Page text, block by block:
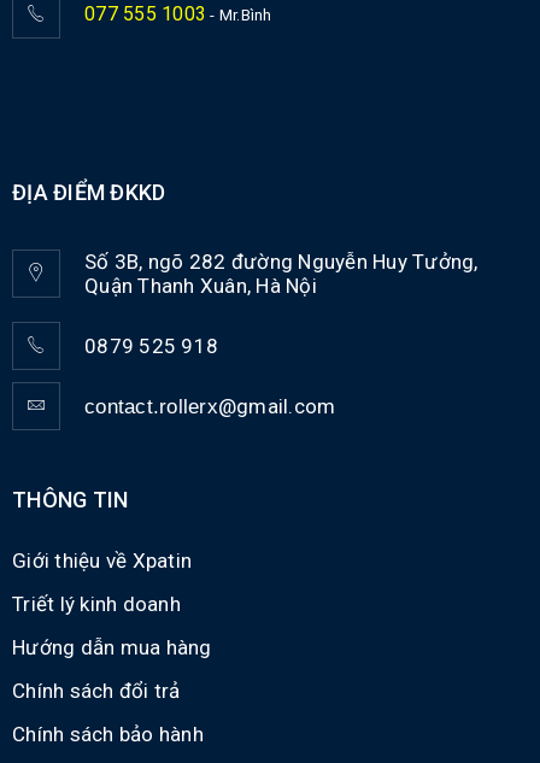
077 555 1003 - Mr.Bình
ĐỊA ĐIỂM ĐKKD
Số 3B, ngõ 282 đường Nguyễn Huy Tưởng,
Quận Thanh Xuân, Hà Nội
0879 525 918
contact.rollerx@gmail.com
THÔNG TIN
Giới thiệu về Xpatin
Triết lý kinh doanh
Hướng dẫn mua hàng
Chính sách đổi trả
Chính sách bảo hành